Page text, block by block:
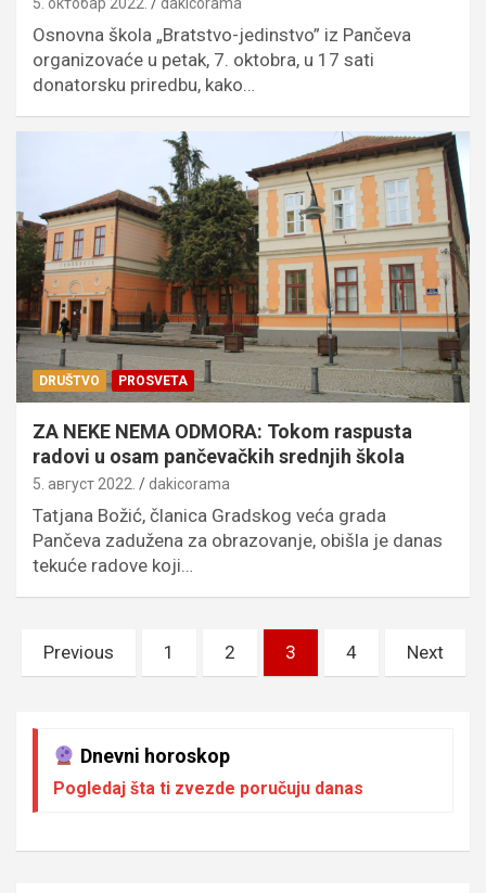
Osnovna škola „Bratstvo-jedinstvo” iz Pančeva
organizovaće u petak, 7. oktobra, u 17 sati
donatorsku priredbu, kako…
DRUŠTVO PROSVETA
ZA NEKE NEMA ODMORA: Tokom raspusta
radovi u osam pančevačkih srednjih škola
5. август 2022. dakicorama
Tatjana Božić, članica Gradskog veća grada
Pančeva zadužena za obrazovanje, obišla je danas
tekuće radove koji…
Пагинација
чланака
Previous 1 2 3 4 Next
Dnevni horoskop
Pogledaj šta ti zvezde poručuju danas